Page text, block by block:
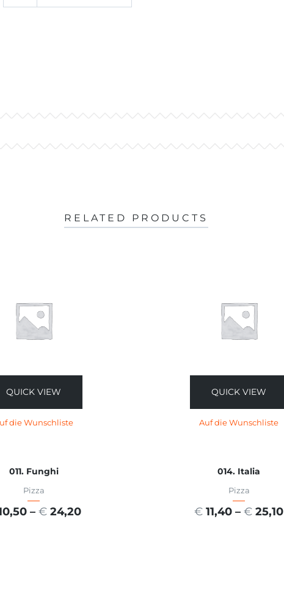
RELATED PRODUCTS
QUICK VIEW
die Wunschliste
011. Funghi
Pizza
– € 24,20
QUICK VIEW
Auf die Wunschliste
014. Italia
Pizza
€ 11,40 – € 25,10